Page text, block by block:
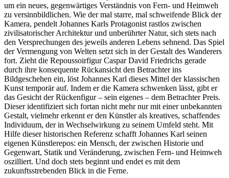
um ein neues, gegenwärtiges Verständnis von Fern- und Heimweh
zu versinnbildlichen. Wie der mal starre, mal schweifende Blick der
Kamera, pendelt Johannes Karls Protagonist rastlos zwischen
zivilisatorischer Architektur und unberührter Natur, sich stets nach
den Versprechungen des jeweils anderen Lebens sehnend. Das Spiel
der Vermengung von Welten setzt sich in der Gestalt des Wanderers
fort. Zieht die Repoussoirfigur Caspar David Friedrichs gerade
durch ihre konsequente Rückansicht den Betrachter ins
Bildgeschehen ein, löst Johannes Karl dieses Mittel der klassischen
Kunst temporär auf. Indem er die Kamera schwenken lässt, gibt er
das Gesicht der Rückenfigur – sein eigenes – dem Betrachter Preis.
Dieser identifiziert sich fortan nicht mehr nur mit einer unbekannten
Gestalt, vielmehr erkennt er den Künstler als kreatives, schaffendes
Individuum, der in Wechselwirkung zu seinem Umfeld steht. Mit
Hilfe dieser historischen Referenz schafft Johannes Karl seinen
eigenen Künstlerepos: ein Mensch, der zwischen Historie und
Gegenwart, Statik und Veränderung, zwischen Fern- und Heimweh
oszilliert. Und doch stets beginnt und endet es mit dem
zukunftsstrebenden Blick in die Ferne.